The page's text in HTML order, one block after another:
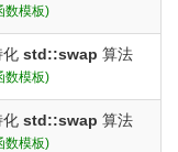
数模板)
化 std::swap 算法
数模板)
化 std::swap 算法
数模板)